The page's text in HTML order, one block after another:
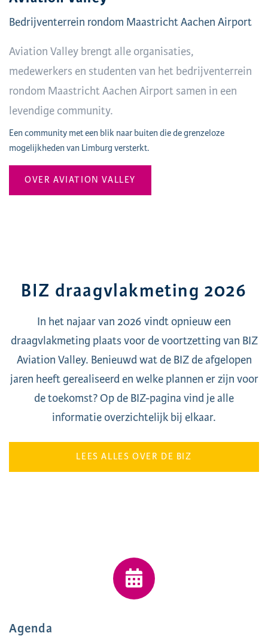
Bedrijventerrein rondom Maastricht Aachen Airport
Aviation Valley brengt alle organisaties,
medewerkers en studenten van het bedrijventerrein
rondom Maastricht Aachen Airport samen in een
levendige community.
Een community met een blik naar buiten die de grenzeloze
mogelijkheden van Limburg versterkt.
OVER AVIATION VALLEY
BIZ draagvlakmeting 2026
In het najaar van 2026 vindt opnieuw een
draagvlakmeting plaats voor de voortzetting van BIZ
Aviation Valley. Benieuwd wat de BIZ de afgelopen
jaren heeft gerealiseerd en welke plannen er zijn voor
de toekomst? Op de BIZ-pagina vind je alle
informatie overzichtelijk bij elkaar.
LEES ALLES OVER DE BIZ
Agenda